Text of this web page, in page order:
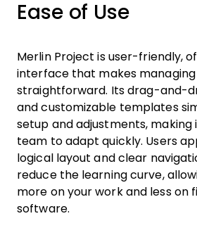
Ease of Use
Merlin Project is user-friendly,
interface that makes
straightforward. Its drag-and-
and customizable templates
setup and adjustments, making
team to adapt quickly. Users
logical layout and clear
reduce the learning curve,
more on your work and less on
software.